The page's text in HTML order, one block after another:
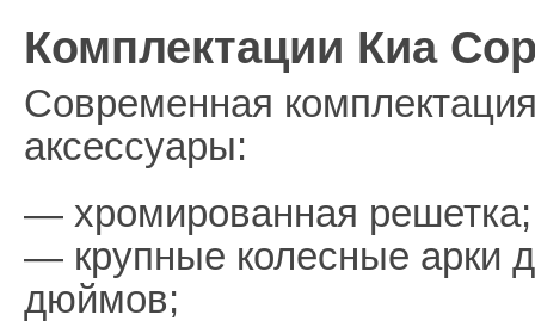
Комплектации Киа
Современная
аксессуары:
— хромированная решетка;
— крупные колесные арки
дюймов;